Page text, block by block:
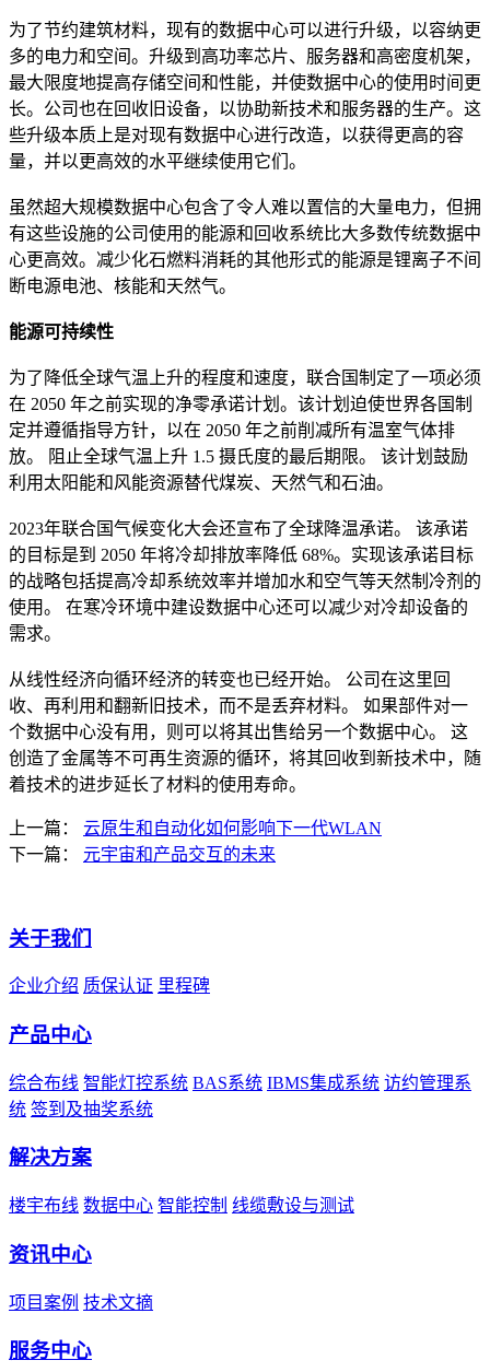
为了节约建筑材料，现有的数据中心可以进行升级，以容纳更
多的电力和空间。升级到高功率芯片、服务器和高密度机架，
最大限度地提高存储空间和性能，并使数据中心的使用时间更
长。公司也在回收旧设备，以协助新技术和服务器的生产。这
些升级本质上是对现有数据中心进行改造，以获得更高的容
量，并以更高效的水平继续使用它们。
虽然超大规模数据中心包含了令人难以置信的大量电力，但拥
有这些设施的公司使用的能源和回收系统比大多数传统数据中
心更高效。减少化石燃料消耗的其他形式的能源是锂离子不间
断电源电池、核能和天然气。
能源可持续性
为了降低全球气温上升的程度和速度，联合国制定了一项必须
在 2050 年之前实现的净零承诺计划。该计划迫使世界各国制
定并遵循指导方针，以在 2050 年之前削减所有温室气体排
放。 阻止全球气温上升 1.5 摄氏度的最后期限。 该计划鼓励
利用太阳能和风能资源替代煤炭、天然气和石油。
2023年联合国气候变化大会还宣布了全球降温承诺。 该承诺
的目标是到 2050 年将冷却排放率降低 68%。实现该承诺目标
的战略包括提高冷却系统效率并增加水和空气等天然制冷剂的
使用。 在寒冷环境中建设数据中心还可以减少对冷却设备的
需求。
从线性经济向循环经济的转变也已经开始。 公司在这里回
收、再利用和翻新旧技术，而不是丢弃材料。 如果部件对一
个数据中心没有用，则可以将其出售给另一个数据中心。 这
创造了金属等不可再生资源的循环，将其回收到新技术中，随
着技术的进步延长了材料的使用寿命。
上一篇： 云原生和自动化如何影响下一代WLAN
下一篇： 元宇宙和产品交互的未来
关于我们
企业介绍 质保认证 里程碑
产品中心
综合布线 智能灯控系统 BAS系统 IBMS集成系统 访约管理系
统 签到及抽奖系统
解决方案
楼宇布线 数据中心 智能控制 线缆敷设与测试
资讯中心
项目案例 技术文摘
服务中心